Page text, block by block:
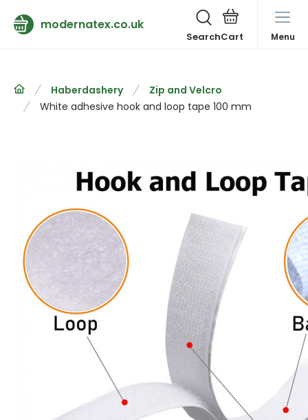
modernatex.co.uk
Search Menu
Haberdashery
Zip and Velcro
White adhesive hook and loop tape 100 mm